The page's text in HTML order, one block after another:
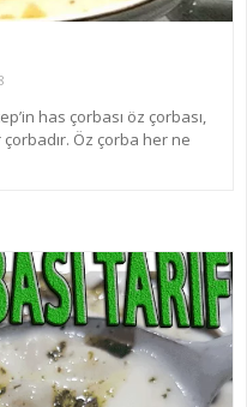
has çorbası öz çorbası,
Öz çorba her ne